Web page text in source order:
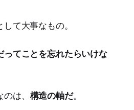
て大事なもの。
ってことを忘れたらいけな
は、 構造の軸だ。